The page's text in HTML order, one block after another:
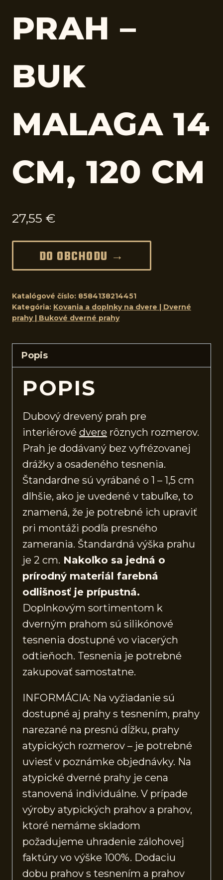
PRAH –
BUK
MALAGA 14
CM, 120 CM
27,55 €
DO OBCHODU →
Katalógové číslo: 8584138214451
Kategória: Kovania a doplnky na dvere | Dverné
prahy | Bukové dverné prahy
Popis
POPIS
Dubový drevený prah pre
interiérové dvere rôznych rozmerov.
Prah je dodávaný bez vyfrézovanej
drážky a osadeného tesnenia.
Štandardne sú vyrábané o 1 – 1,5 cm
dlhšie, ako je uvedené v tabuľke, to
znamená, že je potrebné ich upraviť
pri montáži podľa presného
zamerania. Štandardná výška prahu
je 2 cm. Nakoľko sa jedná o
prírodný materiál farebná
odlišnosť je prípustná.
Doplnkovým sortimentom k
dverným prahom sú silikónové
tesnenia dostupné vo viacerých
odtieňoch. Tesnenia je potrebné
zakupovať samostatne.
INFORMÁCIA: Na vyžiadanie sú
dostupné aj prahy s tesnením, prahy
narezané na presnú dĺžku, prahy
atypických rozmerov – je potrebné
uviesť v poznámke objednávky. Na
atypické dverné prahy je cena
stanovená individuálne. V prípade
výroby atypických prahov a prahov,
ktoré nemáme skladom
požadujeme uhradenie zálohovej
faktúry vo výške 100%. Dodaciu
dobu prahov s tesnením a prahov